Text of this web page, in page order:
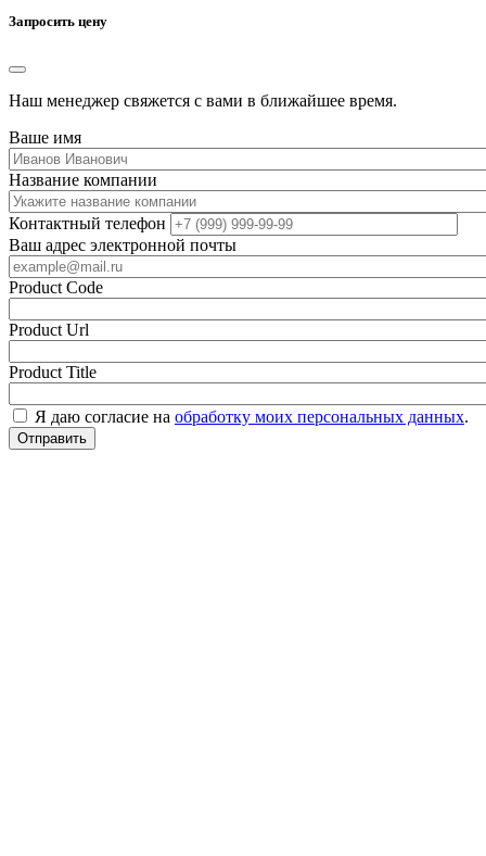
Запросить цену
Наш менеджер свяжется с вами в ближайшее время.
Ваше имя
Название компании
Контактный телефон
Ваш адрес электронной почты
Product Code
Product Url
Product Title
Я даю согласие на обработку моих персональных данных.
Отправить